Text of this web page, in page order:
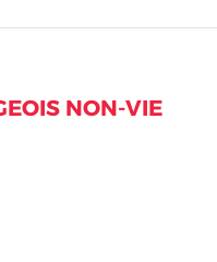
NON-VIE